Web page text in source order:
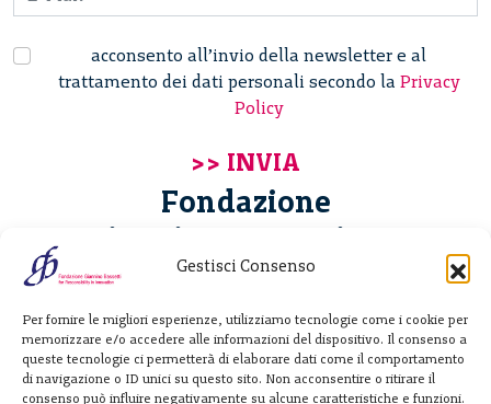
Gestisci Consenso
Per fornire le migliori esperienze, utilizziamo tecnologie come i cookie per
memorizzare e/o accedere alle informazioni del dispositivo. Il consenso a
queste tecnologie ci permetterà di elaborare dati come il comportamento
di navigazione o ID unici su questo sito. Non acconsentire o ritirare il
consenso può influire negativamente su alcune caratteristiche e funzioni.
acconsento all’invio della newsletter e al
trattamento dei dati personali secondo la Privacy
Policy
Fondazione
Giannino Bassetti ETS
20122 Milano - Italia
T. +39 02 781933
F. + 39 02 76392030